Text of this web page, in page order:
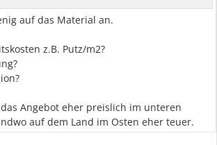
auf das Material an.
z.B. Putz/m2?
Angebot eher preislich im unteren
auf dem Land im Osten eher teuer.